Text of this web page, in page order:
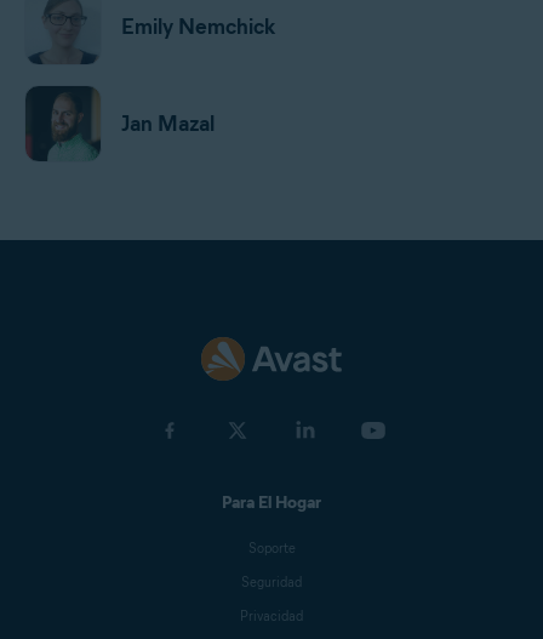
Emily Nemchick
Jan Mazal
Benjamin Gorman
Jessica Valasek Estenssoro
Para El Hogar
Soporte
Seguridad
Privacidad